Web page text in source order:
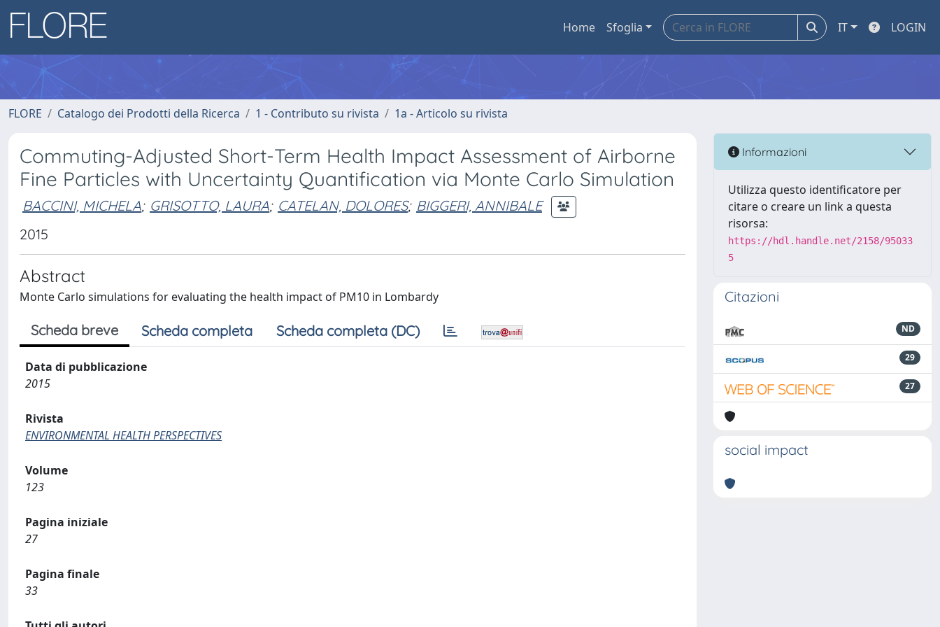
Home Sfoglia IT LOGIN
FLORE Catalogo dei Prodotti della Ricerca 1 - Contributo su rivista 1a - Articolo su rivista
Commuting-Adjusted Short-Term Health Impact Assessment of Airborne
Fine Particles with Uncertainty Quantification via Monte Carlo Simulation
BACCINI, MICHELA; GRISOTTO, LAURA; CATELAN, DOLORES; BIGGERI, ANNIBALE
2015
Abstract
Monte Carlo simulations for evaluating the health impact of PM10 in Lombardy
Scheda breve Scheda completa Scheda completa (DC)
Data di pubblicazione
2015
Rivista
ENVIRONMENTAL HEALTH PERSPECTIVES
Volume
123
Pagina iniziale
27
Pagina finale
33
Informazioni
Utilizza questo identificatore per
citare o creare un link a questa
risorsa:
https://hdl.handle.net/2158/95033
5
Citazioni
ND
29
27
social impact